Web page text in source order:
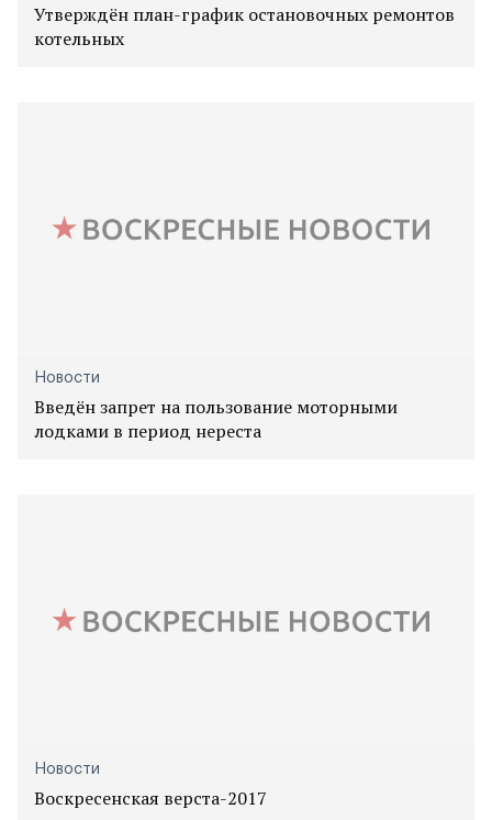
Утверждён план-график остановочных ремонтов
котельных
Новости
Введён запрет на пользование моторными
лодками в период нереста
Новости
Воскресенская верста-2017